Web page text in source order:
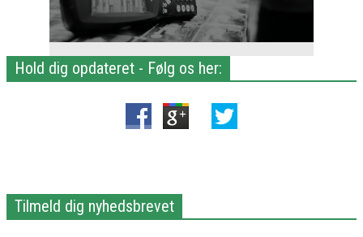
Hold dig opdateret - Følg os her:
Tilmeld dig nyhedsbrevet